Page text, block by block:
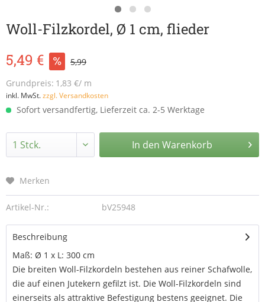
Woll-Filzkordel, Ø 1 cm, flieder
5,49 €
5,99
Grundpreis: 1,83 €/ m
inkl. MwSt.zzgl. Versandkosten
Sofort versandfertig, Lieferzeit ca. 2-5 Werktage
In denWarenkorb
Merken
Artikel-Nr.: bV25948
Beschreibung
Maß: Ø 1 x L: 300 cm
Die breiten Woll-Filzkordeln bestehen aus reiner Schafwolle,
die auf einen Jutekern gefilzt ist. Die Woll-Filzkordeln sind
einerseits als attraktive Befestigung bestens geeignet. Die